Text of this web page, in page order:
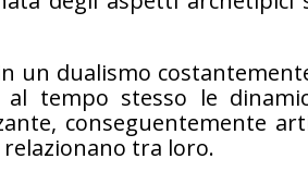
un dualismo
tempo stesso le
conseguentemente
tra loro.